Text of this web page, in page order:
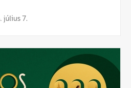
július 7.